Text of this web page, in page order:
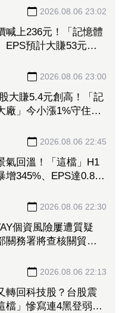
2026.08.06 23:02
喊上236元！「記憶體
EPS預計大賺53元
2026.08.06 23:00
大賺5.4元創高！「記
廠」今小漲1%守住連
萬元 2026.08.06 22:45
氣回溫！「這檔」H1
增345%、EPS達0.89
2026.08.06 22:30
個資風險屢遭質疑
關務署將查核關貿公
2026.08.06 22:13
轉回科技股？台股震
檔」慘寫連4黑登弱勢